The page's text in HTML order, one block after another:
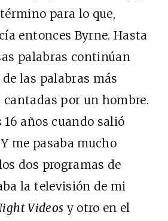
para lo que,
entonces Byrne. Hasta
palabras continúan
las palabras más
por un hombre.
años cuando salió
Y me pasaba mucho
dos programas de
la televisión de mi
Videos y otro en el